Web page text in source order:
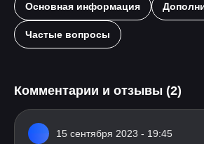
Основная информация
Частые вопросы
Комментарии и отзывы (2)
15 сентября 2023 - 19:45